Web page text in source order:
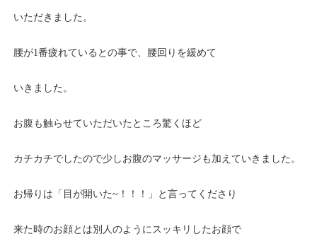
いただきました。
腰が1番疲れているとの事で、腰回りを緩めて
いきました。
お腹も触らせていただいたところ驚くほど
カチカチでしたので少しお腹のマッサージも加えていきました。
お帰りは「目が開いた~！！！」と言ってくださり
来た時のお顔とは別人のようにスッキリしたお顔で